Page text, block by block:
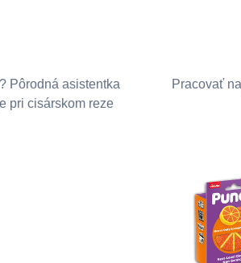
Pôrodná asistentka
pri cisárskom reze
Pracovať